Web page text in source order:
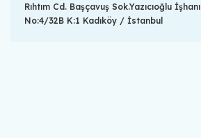
Rıhtım Cd. Başçavuş Sok.Yazıcıoğlu İşhanı
No:4/32B K:1 Kadıköy / İstanbul